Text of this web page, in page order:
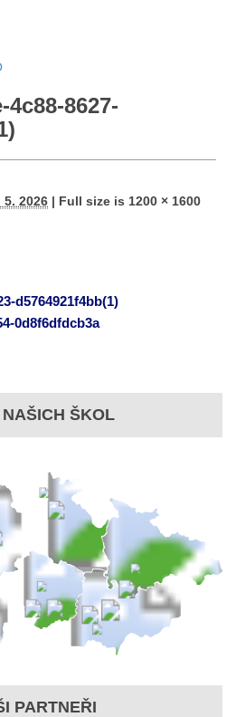
4c88-8627-
5. 2026 | Full size is 1200 × 1600
d5764921f4bb(1)
0d8f6dfdcb3a
NAŠICH ŠKOL
PARTNEŘI